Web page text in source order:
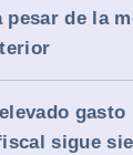
pesar de la
sigue